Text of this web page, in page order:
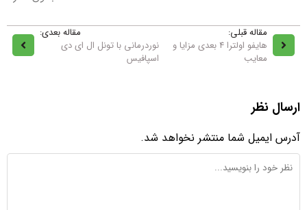
مقاله قبلی:
هایفو اولترا 4 بعدی مزایا و
معایب
مقاله بعدی:
نوردرمانی با تونل ال ای دی
اسپافیس
ارسال نظر
آدرس ایمیل شما منتشر نخواهد شد.